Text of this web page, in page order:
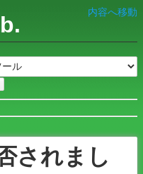
内容へ移動
されまし